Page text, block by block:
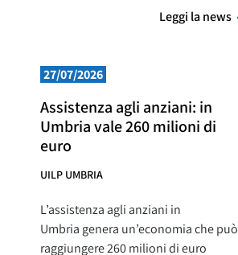
Leggi la news
27/07/2026
Assistenza agli anziani: in
Umbria vale 260 milioni di
euro
UILP UMBRIA
L’assistenza agli anziani in
Umbria genera un’economia che può
raggiungere 260 milioni di euro